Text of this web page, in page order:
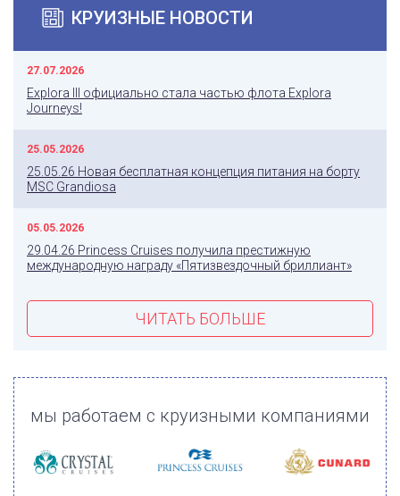
КРУИЗНЫЕ НОВОСТИ
27.07.2026
Explora III официально стала частью флота Explora
Journeys!
25.05.2026
25.05.26 Новая бесплатная концепция питания на борту
MSC Grandiosa
05.05.2026
29.04.26 Princess Cruises получила престижную
международную награду «Пятизвездочный бриллиант»
ЧИТАТЬ БОЛЬШЕ
мы работаем с круизными компаниями